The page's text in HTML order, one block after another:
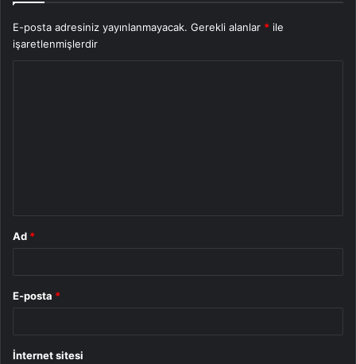
E-posta adresiniz yayınlanmayacak. Gerekli alanlar * ile
işaretlenmişlerdir
Ad *
E-posta *
İnternet sitesi